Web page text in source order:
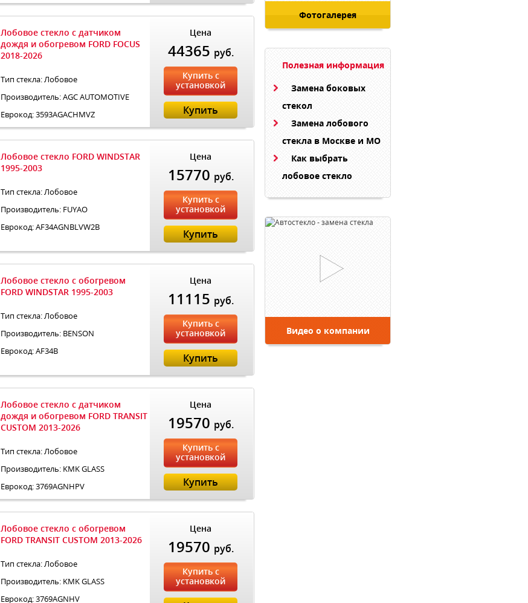
Лобовое стекло с датчиком
дождя и обогревом FORD FOCUS
2018-2026
Тип стекла: Лобовое
Производитель: AGC AUTOMOTIVE
Еврокод: 3593AGACHMVZ
Цена
44365 руб.
Купить с
установкой
Купить
Лобовое стекло FORD WINDSTAR
1995-2003
Тип стекла: Лобовое
Производитель: FUYAO
Еврокод: AF34AGNBLVW2B
Цена
15770 руб.
Купить с
установкой
Купить
Лобовое стекло с обогревом
FORD WINDSTAR 1995-2003
Тип стекла: Лобовое
Производитель: BENSON
Еврокод: AF34B
Цена
11115 руб.
Купить с
установкой
Купить
Лобовое стекло с датчиком
дождя и обогревом FORD TRANSIT
CUSTOM 2013-2026
Тип стекла: Лобовое
Производитель: KMK GLASS
Еврокод: 3769AGNHPV
Цена
19570 руб.
Купить с
установкой
Купить
Лобовое стекло с обогревом
FORD TRANSIT CUSTOM 2013-2026
Тип стекла: Лобовое
Производитель: KMK GLASS
Еврокод: 3769AGNHV
Цена
19570 руб.
Купить с
установкой
Фотогалерея
Полезная информация
Замена боковых
стекол
Замена лобового
стекла в Москве и МО
Как выбрать
лобовое стекло
Видео о компании